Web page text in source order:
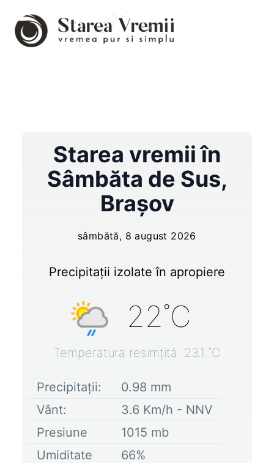
Starea vremii în
Sâmbăta de Sus,
Brașov
sâmbătă, 8 august 2026
Precipitații izolate în apropiere
22˚C
Temperatura resimțită: 23.1 ˚C
Precipitații: 0.98 mm
Vânt:
3.6 Km/h - NNV
Presiune
1015 mb
Umiditate
66%